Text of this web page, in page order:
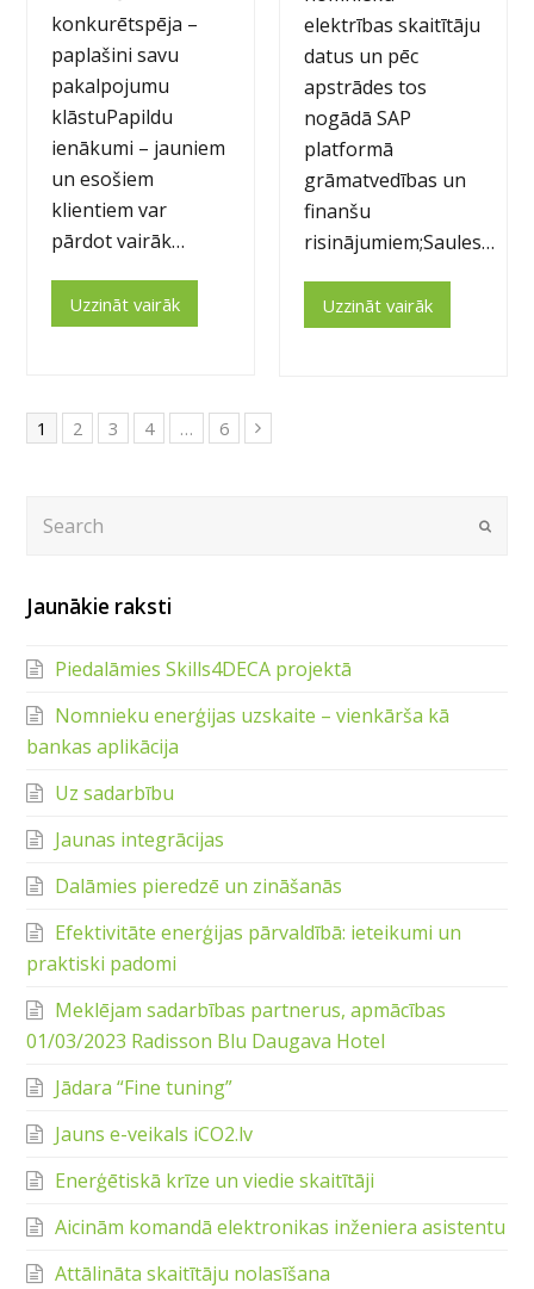
konkurētspēja –
paplašini savu
pakalpojumu
klāstuPapildu
ienākumi – jauniem
un esošiem
klientiem var
pārdot vairāk…
Uzzināt vairāk
elektrības skaitītāju
datus un pēc
apstrādes tos
nogādā SAP
platformā
grāmatvedības un
finanšu
risinājumiem;Saules…
Uzzināt vairāk
1 2 3 4 … 6 Next
Submit
Jaunākie raksti
Piedalāmies Skills4DECA projektā
Nomnieku enerģijas uzskaite – vienkārša kā
bankas aplikācija
Uz sadarbību
Jaunas integrācijas
Dalāmies pieredzē un zināšanās
Efektivitāte enerģijas pārvaldībā: ieteikumi un
praktiski padomi
Meklējam sadarbības partnerus, apmācības
01/03/2023 Radisson Blu Daugava Hotel
Jādara “Fine tuning”
Jauns e-veikals iCO2.lv
Enerģētiskā krīze un viedie skaitītāji
Aicinām komandā elektronikas inženiera asistentu
Attālināta skaitītāju nolasīšana